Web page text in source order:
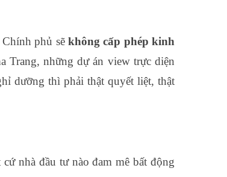
phủ sẽ không cấp phép kinh
Trang, những dự án view trực diện
dưỡng thì phải thật quyết liệt, thật
nhà đầu tư nào đam mê bất động